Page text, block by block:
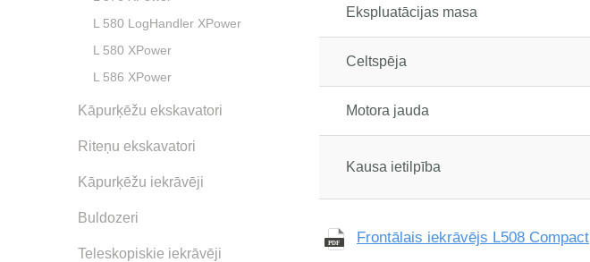
L 580 LogHandler XPower
L 580 XPower
L 586 XPower
Kāpurķēžu ekskavatori
Riteņu ekskavatori
Kāpurķēžu iekrāvēji
Buldozeri
Teleskopiskie iekrāvēji
Ekspluatācijas masa
Celtspēja
Motora jauda
Kausa ietilpība
Frontālais iekrāvējs L508 Compact